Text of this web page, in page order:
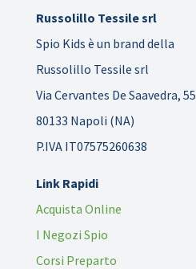
Russolillo Tessile srl
Spio Kids è un brand della
Russolillo Tessile srl
Via Cervantes De Saavedra, 55
80133 Napoli (NA)
P.IVA IT07575260638
Link Rapidi
Acquista Online
I Negozi Spio
Corsi Preparto